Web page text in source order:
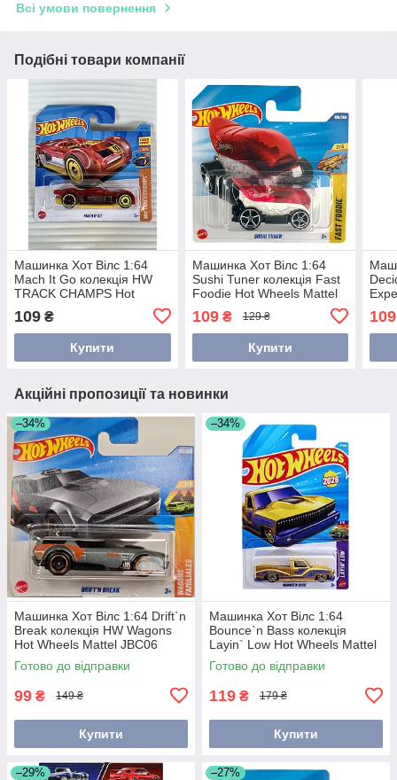
Всі умови повернення
Подібні товари компанії
Машинка Хот Вілс 1:64
Mach It Go колекція HW
TRACK CHAMPS Hot
109 ₴
Купити
Машинка Хот Вілс 1:64
Sushi Tuner колекція Fast
Foodie Hot Wheels Mattel
109₴ 129 ₴
Купити
109
Акційні пропозиції та новинки
–34%
Машинка Хот Вілс 1:64 Drift`n
Break колекція HW Wagons
Hot Wheels Mattel JBC06
Готово до відправки
99 ₴ 149 ₴
Купити
–34%
Машинка Хот Вілс 1:64
Bounce`n Bass колекція
Layin` Low Hot Wheels Mattel
JJH32
Готово до відправки
119 ₴ 179 ₴
Купити
–29% –27%